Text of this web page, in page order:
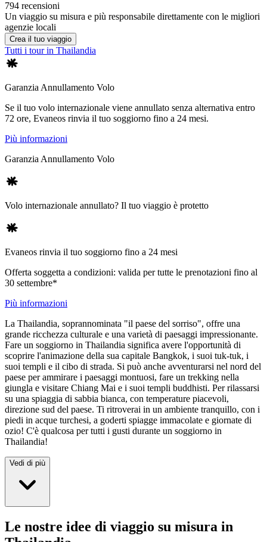
794 recensioni
Un viaggio su misura e più responsabile direttamente con le migliori
agenzie locali
Crea il tuo viaggio
Tutti i tour in Thailandia
Garanzia Annullamento Volo
Se il tuo volo internazionale viene annullato senza alternativa entro
72 ore, Evaneos rinvia il tuo soggiorno fino a 24 mesi.
Più informazioni
Garanzia Annullamento Volo
Volo internazionale annullato? Il tuo viaggio è protetto
Evaneos rinvia il tuo soggiorno fino a 24 mesi
Offerta soggetta a condizioni: valida per tutte le prenotazioni fino al
30 settembre*
Più informazioni
La Thailandia, soprannominata "il paese del sorriso", offre una
grande ricchezza culturale e una varietà di paesaggi impressionante.
Fare un soggiorno in Thailandia significa avere l'opportunità di
scoprire l'animazione della sua capitale Bangkok, i suoi tuk-tuk, i
suoi templi e il cibo di strada. Si può anche avventurarsi nel nord del
paese per ammirare i paesaggi montuosi, fare un trekking nella
giungla e visitare Chiang Mai e i suoi templi buddhisti. Per rilassarsi
su una spiaggia di sabbia bianca, con temperature piacevoli,
direzione sud del paese. Ti ritroverai in un ambiente tranquillo, con i
piedi in acque turchesi, a goderti spiagge immacolate e giornate di
ozio! C'è qualcosa per tutti i gusti durante un soggiorno in
Thailandia!
Vedi di più
Le nostre idee di viaggio su misura in